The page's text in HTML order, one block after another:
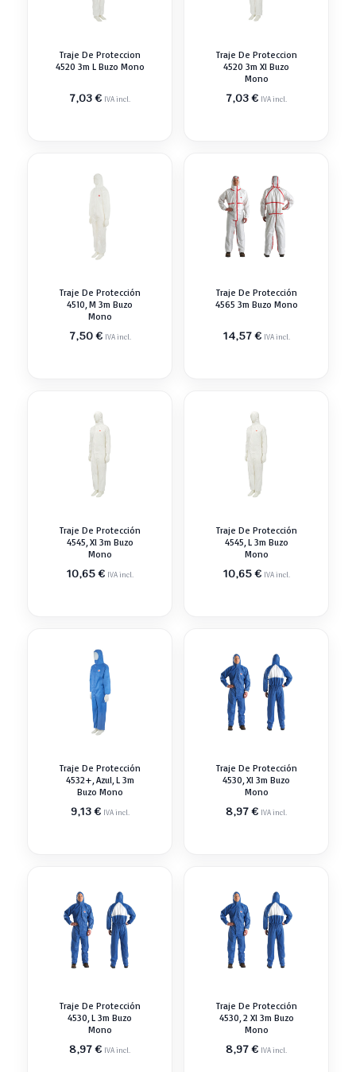
Traje De Proteccion
4520 3m L Buzo Mono
7,03€ IVA incl.
Traje De Proteccion
4520 3m Xl Buzo
Mono
7,03€ IVA incl.
Traje De Protección
4510, M 3m Buzo
Mono
7,50€ IVA incl.
Traje De Protección
4565 3m Buzo Mono
14,57€ IVA incl.
Traje De Protección
4545, Xl 3m Buzo
Mono
10,65€ IVA incl.
Traje De Protección
4545, L 3m Buzo
Mono
10,65€ IVA incl.
Traje De Protección
4532+, Azul, L 3m
Buzo Mono
9,13€ IVA incl.
Traje De Protección
4530, Xl 3m Buzo
Mono
8,97€ IVA incl.
Traje De Protección
4530, L 3m Buzo
Mono
8,97€ IVA incl.
Traje De Protección
4530, 2 Xl 3m Buzo
Mono
8,97€ IVA incl.